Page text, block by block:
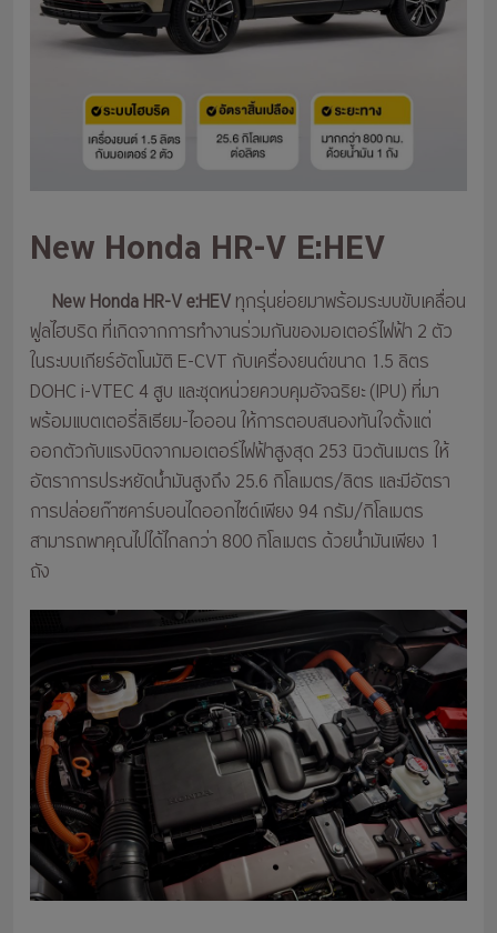
New Honda HR-V E:HEV
New Honda HR-V e:HEVทุกรุ่นย่อยมาพร้อมระบบขับเคลื่อน
ฟูลไฮบริด ที่เกิดจากการทำงานร่วมกันของมอเตอร์ไฟฟ้า 2 ตัว
ในระบบเกียร์อัตโนมัติ E-CVT กับเครื่องยนต์ขนาด 1.5 ลิตร
DOHC i-VTEC 4 สูบ และชุดหน่วยควบคุมอัจฉริยะ (IPU) ที่มา
พร้อมแบตเตอรี่ลิเธียม-ไอออน ให้การตอบสนองทันใจตั้งแต่
ออกตัวกับแรงบิดจากมอเตอร์ไฟฟ้าสูงสุด 253 นิวตันเมตร ให้
อัตราการประหยัดน้ำมันสูงถึง 25.6 กิโลเมตร/ลิตร และมีอัตรา
การปล่อยก๊าซคาร์บอนไดออกไซด์เพียง 94 กรัม/กิโลเมตร
สามารถพาคุณไปได้ไกลกว่า 800 กิโลเมตร ด้วยน้ำมันเพียง 1
ถัง